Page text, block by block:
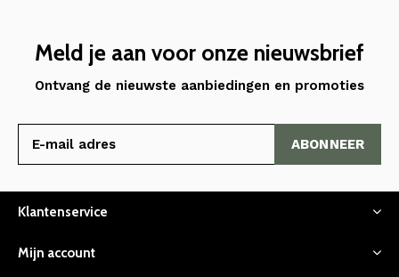
Meld je aan voor onze nieuwsbrief
Ontvang de nieuwste aanbiedingen en promoties
ABONNEER
Klantenservice
Mijn account